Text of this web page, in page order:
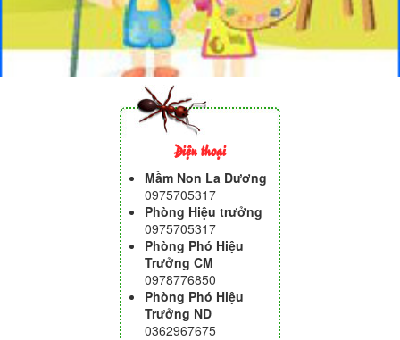
Điện thoại
Mầm Non La Dương
0975705317
Phòng Hiệu trưởng
0975705317
Phòng Phó Hiệu
Trưởng CM
0978776850
Phòng Phó Hiệu
Trưởng ND
0362967675